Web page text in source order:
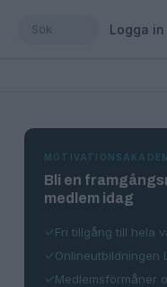
Logga in
Bli en
medlem idag
Fri tillgång till hela
Onlineutbildningen
Medlemsförmåner